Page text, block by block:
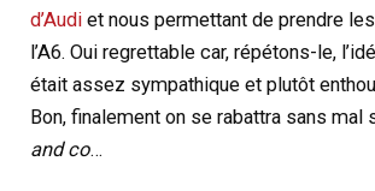
d’Audi et nous permettant de prendre
l’A6. Oui regrettable car, répétons-le,
était assez sympathique et plutôt
Bon, finalement on se rabattra sans mal
and co…